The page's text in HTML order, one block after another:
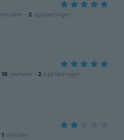
omtaler · 2 opplastinger
16 omtaler · 2 opplastinger
1 omtaler